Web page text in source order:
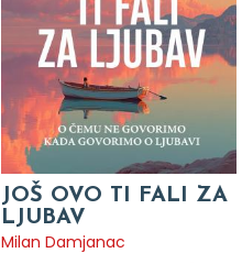
JOŠ OVO TI FALI ZA
LJUBAV
Milan Damjanac